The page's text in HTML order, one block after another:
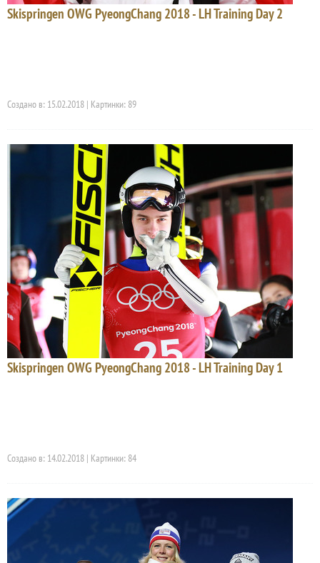
Skispringen OWG PyeongChang 2018 - LH Training Day 2
Создано в: 15.02.2018 | Картинки: 89
Skispringen OWG PyeongChang 2018 - LH Training Day 1
Создано в: 14.02.2018 | Картинки: 84